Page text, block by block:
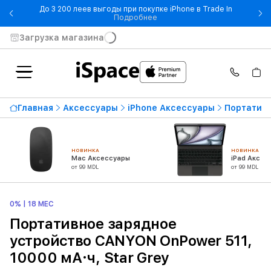
До 3 200 леев выгоды при покупке iPhone в Trade In
Подробнее - До 3 200 леев выгоды при
Загрузка магазина
Главная Аксессуары iPhone Аксессуары
НОВИНКА
Mac Аксессуары
от 99 MDL
НОВИНКА
iPad
от 99 MDL
0% | 18 МЕС
Портативное зарядное
устройство CANYON OnPower 511,
10000 мА·ч, Star Grey